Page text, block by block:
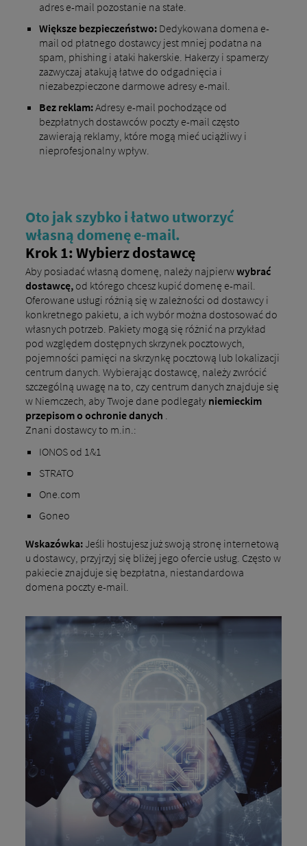
adres e-mail pozostanie na stałe.
Większe bezpieczeństwo:Dedykowana domena e-
mail od płatnego dostawcy jest mniej podatna na
spam, phishing i ataki hakerskie. Hakerzy i spamerzy
zazwyczaj atakują łatwe do odgadnięcia i
niezabezpieczone darmowe adresy e-mail.
Bez reklam:Adresy e-mail pochodzące od
bezpłatnych dostawców poczty e-mail często
zawierają reklamy, które mogą mieć uciążliwy i
nieprofesjonalny wpływ.
Oto jak szybko i łatwo utworzyć
własną domenę e-mail.
Krok 1: Wybierz dostawcę
Aby posiadać własną domenę, należy najpierwwybrać
dostawcę,od którego chcesz kupić domenę e-mail.
Oferowane usługi różnią się w zależności od dostawcy i
konkretnego pakietu, a ich wybór można dostosować do
własnych potrzeb. Pakiety mogą się różnić na przykład
pod względem dostępnych skrzynek pocztowych,
pojemności pamięci na skrzynkę pocztową lub lokalizacji
centrum danych. Wybierając dostawcę, należy zwrócić
szczególną uwagę na to, czy centrum danych znajduje się
w Niemczech, aby Twoje dane podlegały niemieckim
przepisom o ochronie danych .
Znani dostawcy to m.in.:
IONOS od 1&1
STRATO
One.com
Goneo
Wskazówka:Jeśli hostujesz już swoją stronę internetową
u dostawcy, przyjrzyj się bliżej jego ofercie usług. Często w
pakiecie znajduje się bezpłatna, niestandardowa
domena poczty e-mail.